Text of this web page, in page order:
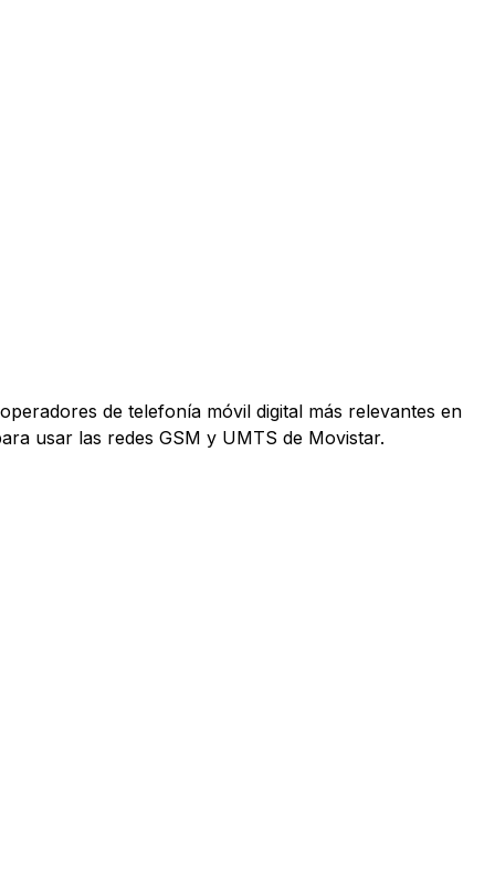
de telefonía móvil digital más relevantes en
usar las redes GSM y UMTS de Movistar.